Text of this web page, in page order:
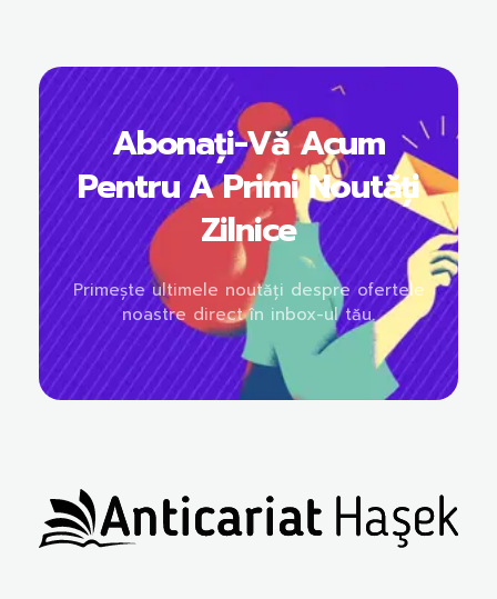
Abonați-Vă Acum
Pentru A Primi Noutăți
Zilnice
Primește ultimele noutăți despre ofertele
noastre direct în inbox-ul tău.